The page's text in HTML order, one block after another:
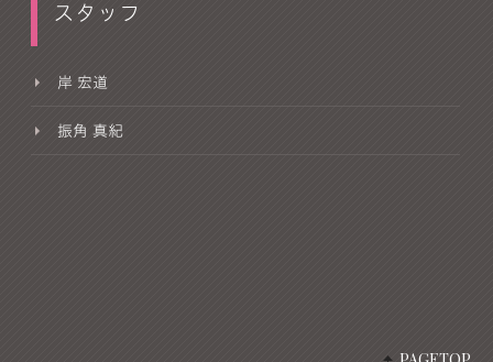
スタッフ
岸 宏道
振角 真紀